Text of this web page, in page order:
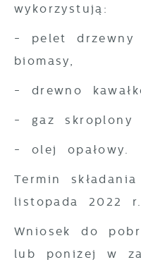
wykorzystują:
- pelet
biomasy,
- drewno
- gaz skroplony
- olej opałowy.
Termin
listopada 2022 r.
Wniosek do
lub poniżej w
partnerami oraz
postaci
mediów